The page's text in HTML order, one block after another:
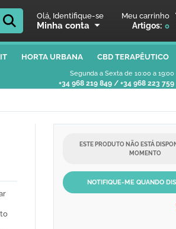
Olá, Identifique-se
Minha conta
Meu carrinho
Artigos: 0
HORTA URBANA CBD TERAPÊUTICO
Segunda a Sexta de 10:00 a 19:00
+34 968 219 849 / +34 968 223 759
ESTE PRODUTO NÃO ESTÁ
MOMENTO
NOTIFIQUE-ME QUANDO